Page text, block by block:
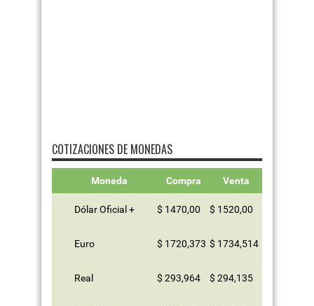
COTIZACIONES DE MONEDAS
Moneda Compra Venta
Dólar Oficial + $ 1470,00 $ 1520,00
Euro $ 1720,373 $ 1734,514
Real $ 293,964 $ 294,135